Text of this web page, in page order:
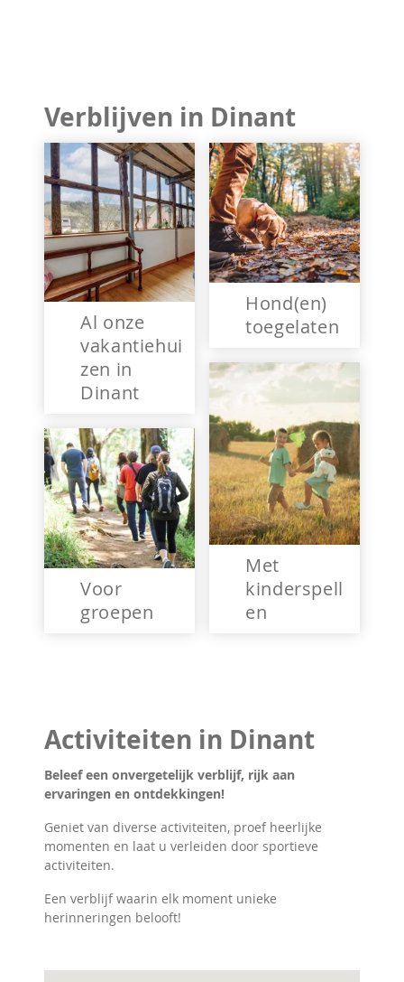
Verblijven in Dinant
Al onze
vakantiehui
zen in
Dinant
Voor
groepen
Hond(en)
toegelaten
Met
kinderspell
en
Activiteiten in Dinant
Beleef een onvergetelijk verblijf, rijk aan
ervaringen en ontdekkingen!
Geniet van diverse activiteiten, proef heerlijke
momenten en laat u verleiden door sportieve
activiteiten.
Een verblijf waarin elk moment unieke
herinneringen belooft!